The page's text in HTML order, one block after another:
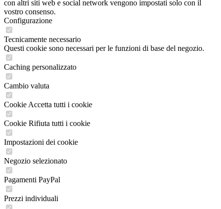
con altri siti web e social network vengono impostati solo con il
vostro consenso.
Configurazione
Tecnicamente necessario
Questi cookie sono necessari per le funzioni di base del negozio.
Caching personalizzato
Cambio valuta
Cookie Accetta tutti i cookie
Cookie Rifiuta tutti i cookie
Impostazioni dei cookie
Negozio selezionato
Pagamenti PayPal
Prezzi individuali